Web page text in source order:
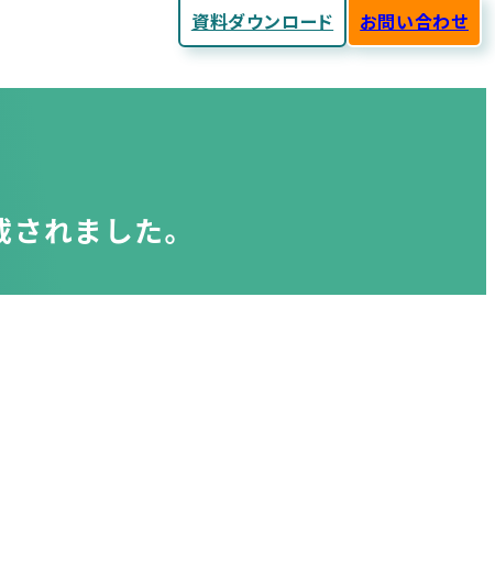
資料ダウンロード
お問い合わせ
れました。